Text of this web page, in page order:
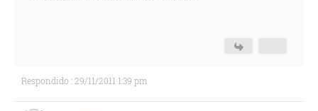
Respondido : 29/11/2011 1:39 pm